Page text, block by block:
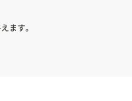
ます。